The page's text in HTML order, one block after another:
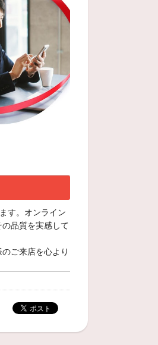
す。オンライン
品質を実感して
ご来店を心より